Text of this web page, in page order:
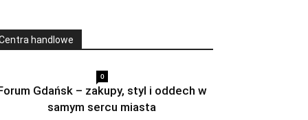
handlowe
0
Gdańsk – zakupy, styl i oddech w
samym sercu miasta